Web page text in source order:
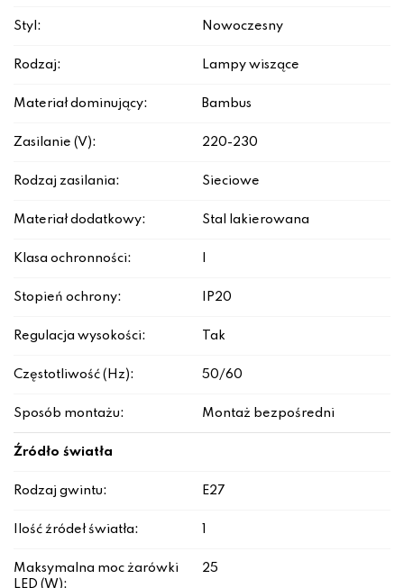
Styl: Nowoczesny
Rodzaj: Lampy wiszące
Materiał dominujący: Bambus
Zasilanie (V): 220-230
Rodzaj zasilania: Sieciowe
Materiał dodatkowy: Stal lakierowana
Klasa ochronności:
Stopień ochrony: IP20
Regulacja wysokości: Tak
Częstotliwość (Hz): 50/60
Sposób montażu: Montaż bezpośredni
Źródło światła
Rodzaj gwintu: E27
Ilość źródeł światła:
Maksymalna moc żarówki
LED (W):
25